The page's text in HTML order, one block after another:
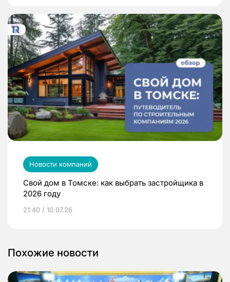
Новости компаний
Свой дом в Томске: как выбрать застройщика в
2026 году
21:40 / 10.07.26
Похожие новости